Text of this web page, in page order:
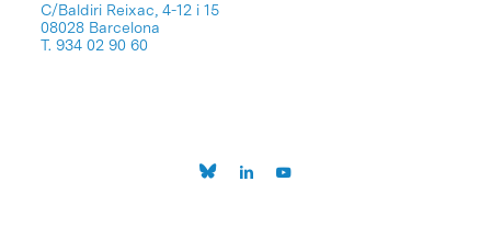
C/Baldiri Reixac, 4-12 i 15
08028 Barcelona
T. 934 02 90 60